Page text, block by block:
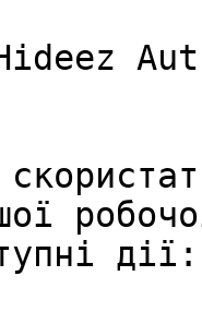
дії: